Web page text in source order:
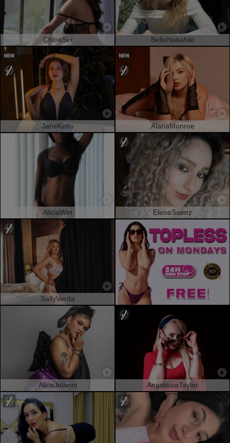
ChloeSin BelleNakahiki
JaneKetty AlanaMonroe
AliciaWet ElenaSaenz
SallyVerda
AliceJelanni AnastasiaTaylor